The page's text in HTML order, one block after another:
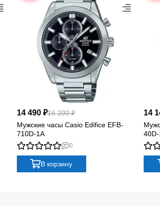
14 490 ₽16 200 ₽
Мужские часы Casio Edifice EFB-
710D-1A
0
В корзину
14